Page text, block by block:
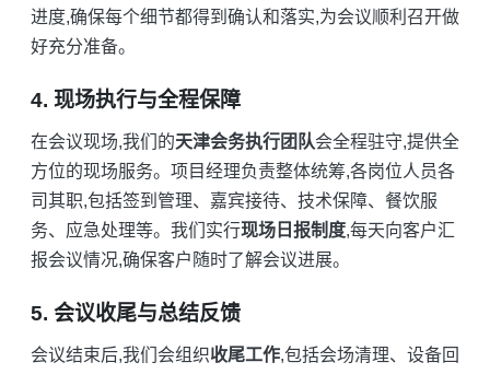
进度,确保每个细节都得到确认和落实,为会议顺利召开做
好充分准备。
4. 现场执行与全程保障
在会议现场,我们的天津会务执行团队会全程驻守,提供全
方位的现场服务。项目经理负责整体统筹,各岗位人员各
司其职,包括签到管理、嘉宾接待、技术保障、餐饮服
务、应急处理等。我们实行现场日报制度,每天向客户汇
报会议情况,确保客户随时了解会议进展。
5. 会议收尾与总结反馈
会议结束后,我们会组织收尾工作,包括会场清理、设备回